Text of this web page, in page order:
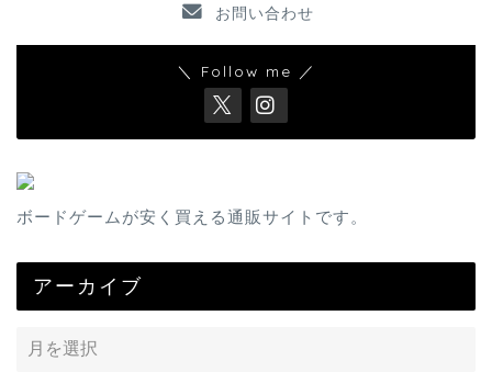
お問い合わせ
＼ Follow me ／
ボードゲームが安く買える通販サイトです。
アーカイブ